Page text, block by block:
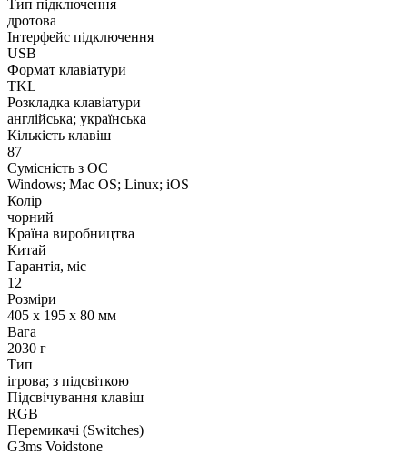
Тип підключення
дротова
Інтерфейс підключення
USB
Формат клавіатури
TKL
Розкладка клавіатури
англійська; українська
Кількість клавіш
87
Сумісність з ОС
Windows; Mac OS; Linux; iOS
Колір
чорний
Країна виробництва
Китай
Гарантія, міс
12
Розміри
405 x 195 x 80 мм
Вага
2030 г
Тип
ігрова; з підсвіткою
Підсвічування клавіш
RGB
Перемикачі (Switches)
G3ms Voidstone